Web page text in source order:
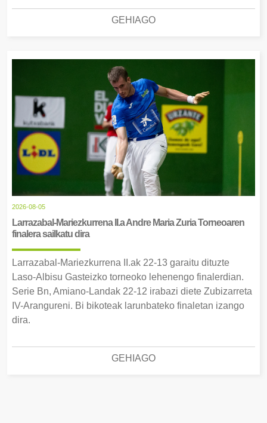
GEHIAGO
2026-08-05
Larrazabal-Mariezkurrena II.a Andre Maria Zuria Torneoaren
finalera sailkatu dira
Larrazabal-Mariezkurrena II.ak 22-13 garaitu dituzte
Laso-Albisu Gasteizko torneoko lehenengo finalerdian.
Serie Bn, Amiano-Landak 22-12 irabazi diete Zubizarreta
IV-Arangureni. Bi bikoteak larunbateko finaletan izango
dira.
GEHIAGO